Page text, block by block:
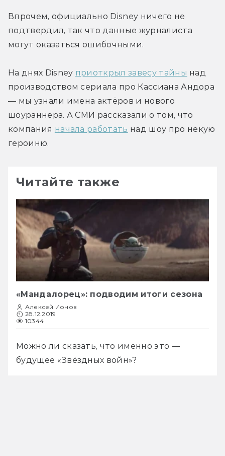
Впрочем, официально Disney ничего не
подтвердил, так что данные журналиста
могут оказаться ошибочными.
На днях Disney приоткрыл завесу тайны над
производством сериала про Кассиана Андора
— мы узнали имена актёров и нового
шоураннера. А СМИ рассказали о том, что
компания начала работать над шоу про некую
героиню.
Читайте также
«Мандалорец»: подводим итоги сезона
Алексей Ионов
28.12.2019
10344
Можно ли сказать, что именно это —
будущее «Звёздных войн»?